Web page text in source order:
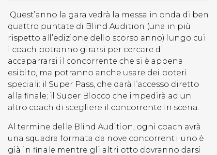
Quest’anno la gara vedrà la messa in onda di ben
quattro puntate di Blind Audition (una in più
rispetto all’edizione dello scorso anno) lungo cui
i coach potranno girarsi per cercare di
accaparrarsi il concorrente che si è appena
esibito, ma potranno anche usare dei poteri
speciali: il Super Pass, che darà l’accesso diretto
alla finale; il Super Blocco che impedirà ad un
altro coach di scegliere il concorrente in scena.
Al termine delle Blind Audition, ogni coach avrà
una squadra formata da nove concorrenti: uno è
già in finale mentre gli altri otto dovranno darsi